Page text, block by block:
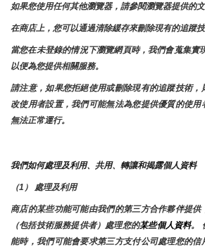
如果您使用任何其他瀏覽器，請參閱瀏覽器提供的文
在商店上，您可以通過清除緩存來刪除現有的追蹤技
當您在未登錄的情況下瀏覽網頁時，我們會蒐集實
以便為您提供相關服務。
請注意，如果您拒絕使用或刪除現有的追蹤技術，
改使用者設置，我們可能無法為您提供優質的使
無法正常運行。
我們如何處理及利用、共用、轉讓和揭露個人資料
（1） 處理及利用
商店的某些功能可能由我們的第三方合作夥伴提
（包括技術服務提供者）處理您的某些個人資料。
能時，我們可能會要求第三方支付公司處理您的